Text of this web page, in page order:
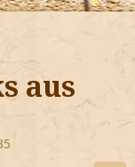
aus